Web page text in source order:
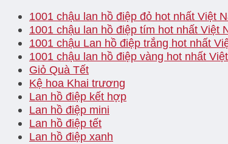
1001 chậu lan hồ điệp đỏ hot nhất Việt
1001 chậu lan hồ điệp tím hot nhất Việt
1001 chậu Lan hồ điệp trắng hot nhất
1001 chậu lan hồ điệp vàng hot nhất
Giỏ Quà Tết
Kệ hoa Khai trương
Lan hồ điệp kết hợp
Lan hồ điệp mini
Lan hồ điệp tết
Lan hồ điệp xanh